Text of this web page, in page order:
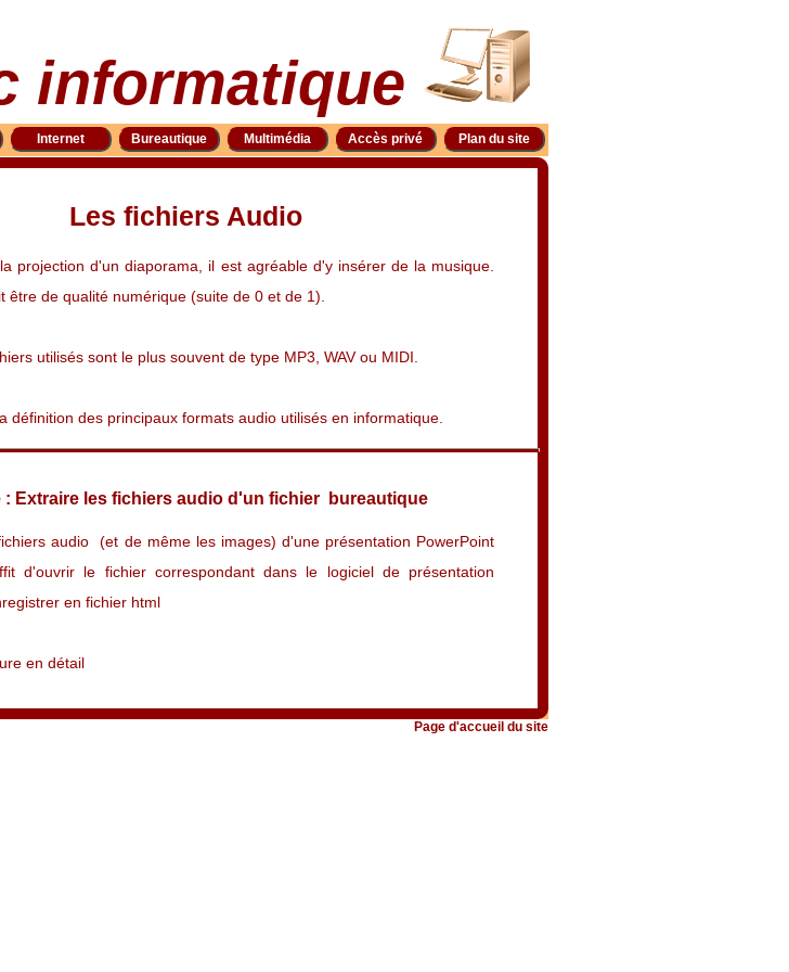
informatique
Plan du site
Accès privé
Multimédia
Bureautique
Internet
Les fichiers Audio
projection d'un diaporama, il est agréable d'y insérer de la musique.
être de qualité numérique (suite de 0 et de 1).
utilisés sont le plus souvent de type MP3, WAV ou MIDI.
définition des principaux formats audio utilisés en informatique.
: Extraire les fichiers audio d'un fichier bureautique
audio (et de même les images) d'une présentation PowerPoint
d'ouvrir le fichier correspondant dans le logiciel de présentation
en fichier html
en détail
Page d'accueil du site